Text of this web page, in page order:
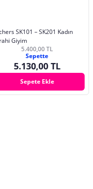
SK101 – SK201 Kadın
Giyim
5.400,00 TL
Sepette
5.130,00 TL
Sepete Ekle